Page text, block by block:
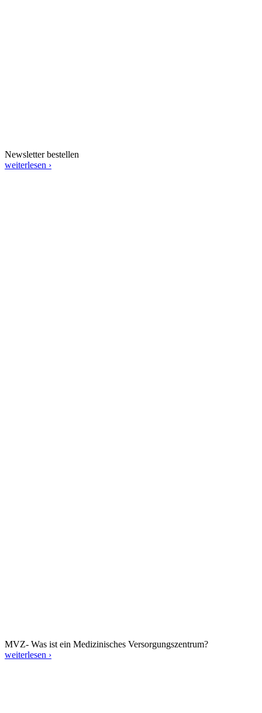
Newsletter bestellen
weiterlesen ›
MVZ- Was ist ein Medizinisches Versorgungszentrum?
weiterlesen ›